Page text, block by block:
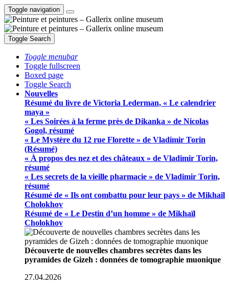
Toggle navigation
Toggle Search
Toggle menubar
Toggle fullscreen
Boxed page
Toggle Search
Nouvelles
Résumé du livre de Victoria Lederman, « Le calendrier
maya »
« Les Soirées à la ferme près de Dikanka » de Nicolas
Gogol, résumé
« Le Mystère du 12 rue Florette » de Vladimir Torin
(Résumé)
« À propos des nez et des châteaux » de Vladimir Torin,
résumé
« Les secrets de la vieille pharmacie » de Vladimir Torin,
résumé
Résumé de « Ils ont combattu pour leur pays » de Mikhaïl
Cholokhov
Résumé de « Le Destin d’un homme » de Mikhaïl
Cholokhov
Découverte de nouvelles chambres secrètes dans les
pyramides de Gizeh : données de tomographie muonique
27.04.2026